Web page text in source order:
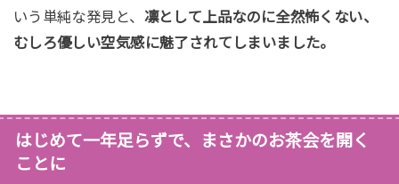
いう単純な発見と、 凛として上品なのに全然怖くない、
むしろ優しい空気感に魅了されてしまいました。
はじめて一年足らずで、まさかのお茶会を開く
ことに